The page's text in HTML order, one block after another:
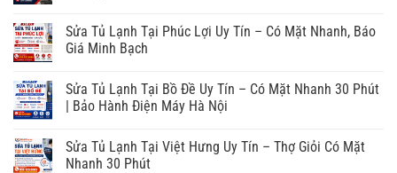
Sửa Tủ Lạnh Tại Phúc Lợi Uy Tín – Có Mặt Nhanh, Báo
Giá Minh Bạch
Sửa Tủ Lạnh Tại Bồ Đề Uy Tín – Có Mặt Nhanh 30 Phút
| Bảo Hành Điện Máy Hà Nội
Sửa Tủ Lạnh Tại Việt Hưng Uy Tín – Thợ Giỏi Có Mặt
Nhanh 30 Phút